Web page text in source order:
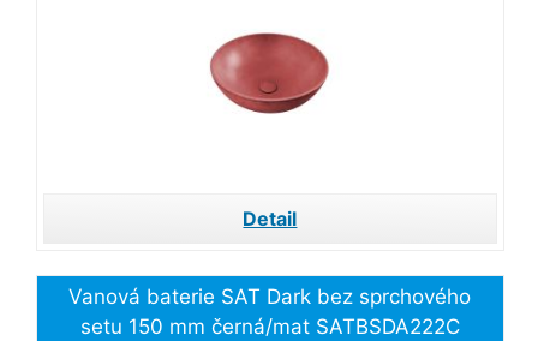
Detail
Vanová baterie SAT Dark bez sprchového
setu 150 mm černá/mat SATBSDA222C